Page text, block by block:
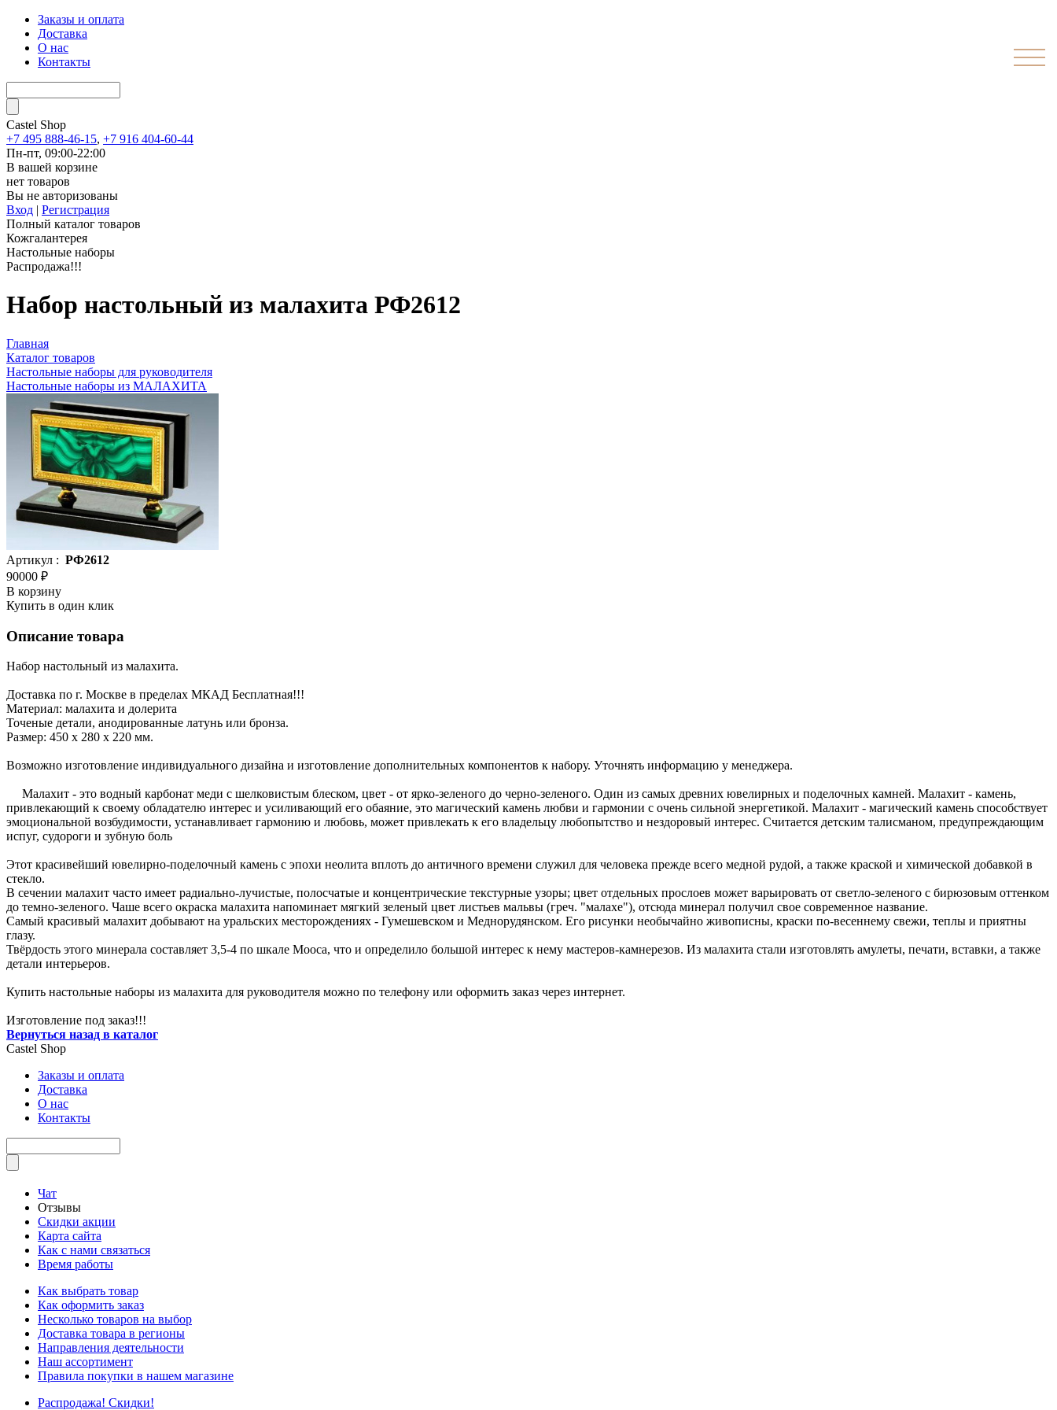
Заказы и оплата
Доставка
О нас
Контакты
Castel Shop
+7 495 888-46-15, +7 916 404-60-44
Пн-пт, 09:00-22:00
В вашей корзине
нет товаров
Вы не авторизованы
Вход | Регистрация
Полный каталог товаров
Кожгалантерея
Настольные наборы
Распродажа!!!
Набор настольный из малахита РФ2612
Главная
Каталог товаров
Настольные наборы для руководителя
Настольные наборы из МАЛАХИТА
Артикул : РФ2612
90000 ₽
В корзину
Купить в один клик
Описание товара
Набор настольный из малахита.
Доставка по г. Москве в пределах МКАД Бесплатная!!!
Материал: малахита и долерита
Точеные детали, анодированные латунь или бронза.
Размер: 450 x 280 x 220 мм.
Возможно изготовление индивидуального дизайна и изготовление дополнительных компонентов к набору. Уточнять информацию у менеджера.
Малахит - это водный карбонат меди с шелковистым блеском, цвет - от ярко-зеленого до черно-зеленого. Один из самых древних ювелирных и поделочных камней. Малахит - камень,
привлекающий к своему обладателю интерес и усиливающий его обаяние, это магический камень любви и гармонии с очень сильной энергетикой. Малахит - магический камень способствует
эмоциональной возбудимости, устанавливает гармонию и любовь, может привлекать к его владельцу любопытство и нездоровый интерес. Считается детским талисманом, предупреждающим
испуг, судороги и зубную боль
Этот красивейший ювелирно-поделочный камень с эпохи неолита вплоть до античного времени служил для человека прежде всего медной рудой, а также краской и химической добавкой в
стекло.
В сечении малахит часто имеет радиально-лучистые, полосчатые и концентрические текстурные узоры; цвет отдельных прослоев может варьировать от светло-зеленого с бирюзовым оттенком
до темно-зеленого. Чаше всего окраска малахита напоминает мягкий зеленый цвет листьев мальвы (греч. "малахе"), отсюда минерал получил свое современное название.
Самый красивый малахит добывают на уральских месторождениях - Гумешевском и Меднорудянском. Его рисунки необычайно живописны, краски по-весеннему свежи, теплы и приятны
глазу.
Твёрдость этого минерала составляет 3,5-4 по шкале Мооса, что и определило большой интерес к нему мастеров-камнерезов. Из малахита стали изготовлять амулеты, печати, вставки, а также
детали интерьеров.
Купить настольные наборы из малахита для руководителя можно по телефону или оформить заказ через интернет.
Изготовление под заказ!!!
Вернуться назад в каталог
Castel Shop
Заказы и оплата
Доставка
О нас
Контакты
Чат
Отзывы
Скидки акции
Карта сайта
Как с нами связаться
Время работы
Как выбрать товар
Как оформить заказ
Несколько товаров на выбор
Доставка товара в регионы
Направления деятельности
Наш ассортимент
Правила покупки в нашем магазине
Распродажа! Скидки!